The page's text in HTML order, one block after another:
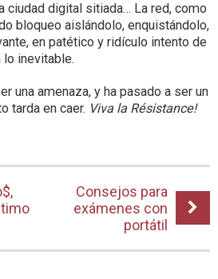
ciudad digital sitiada… La red, como
bloqueo aislándolo, enquistándolo,
en patético y ridículo intento de
inevitable.
una amenaza, y ha pasado a ser un
tarda en caer. Viva la Résistance!
Consejos para
exámenes con
portátil